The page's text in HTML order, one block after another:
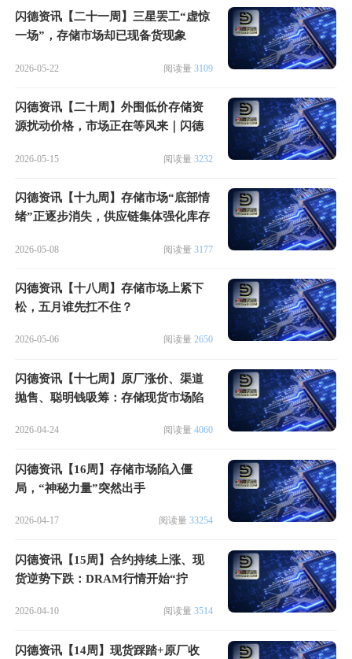
闪德资讯【二十一周】三星罢工“虚惊
一场”，存储市场却已现备货现象
2026-05-22 阅读量 3109
闪德资讯【二十周】外围低价存储资
源扰动价格，市场正在等风来｜闪德
2026-05-15 阅读量 3232
闪德资讯【十九周】存储市场“底部情
绪”正逐步消失，供应链集体强化库存
2026-05-08 阅读量 3177
闪德资讯【十八周】存储市场上紧下
松，五月谁先扛不住？
2026-05-06 阅读量 2650
闪德资讯【十七周】原厂涨价、渠道
抛售、聪明钱吸筹：存储现货市场陷
2026-04-24 阅读量 4060
闪德资讯【16周】存储市场陷入僵
局，“神秘力量”突然出手
2026-04-17 阅读量 33254
闪德资讯【15周】合约持续上涨、现
货逆势下跌：DRAM行情开始“拧
2026-04-10 阅读量 3514
闪德资讯【14周】现货踩踏+原厂收